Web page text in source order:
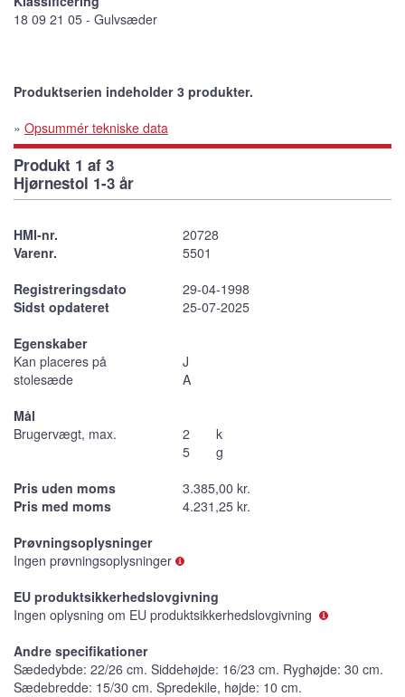
18 09 21 05 - Gulvsæder
Produktserien indeholder 3 produkter.
» Opsummér tekniske data
Produkt 1 af 3
Hjørnestol 1-3 år
HMI-nr.
20728
Varenr.
5501
Registreringsdato
29-04-1998
Sidst opdateret
25-07-2025
Egenskaber
Kan placeres på
stolesæde
J
A
Mål
Brugervægt, max.
2
5
k
g
Pris uden moms
3.385,00 kr.
Pris med moms
4.231,25 kr.
Prøvningsoplysninger
Ingen prøvningsoplysninger
EU produktsikkerhedslovgivning
Ingen oplysning om EU produktsikkerhedslovgivning
Andre specifikationer
Sædedybde: 22/26 cm. Siddehøjde: 16/23 cm. Ryghøjde: 30 cm.
Sædebredde: 15/30 cm. Spredekile, højde: 10 cm.